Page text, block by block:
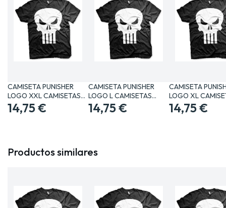
CAMISETA PUNISHER
LOGO XXL CAMISETAS
MANGA /…
14,75 €
CAMISETA PUNISHER
LOGO L CAMISETAS
MANGA /…
14,75 €
CAMISETA
LOGO XL
MANGA /…
14,75 €
Productos similares